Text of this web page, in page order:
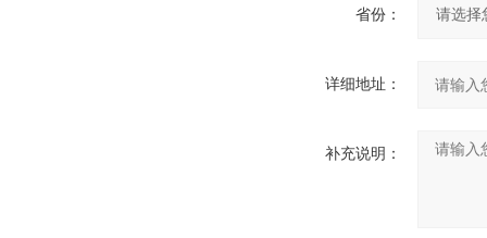
省份：
详细地址：
补充说明：